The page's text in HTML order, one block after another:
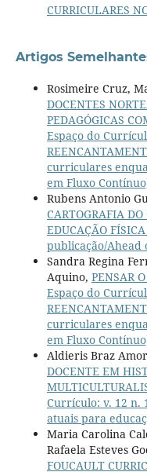
CURRICULARES
Artigos
Rosimeire Cruz,
DOCENTES
PEDAGÓGICAS
Espaço do
curriculares
em Fluxo
Rubens Antonio
CARTOGRAFIA
EDUCAÇÃO FÍSICA
publicação/Ahead
Sandra Regina
Aquino, PENSAR
Espaço do
curriculares
em Fluxo
Aldieris Braz
DOCENTE EM
Currículo: v. 12 n.
atuais para
Maria Carolina
Rafaela Esteves
FOUCAULT